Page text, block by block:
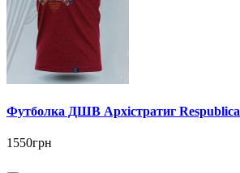
Футболка ДШВ Архістратиг Respublica
1550грн